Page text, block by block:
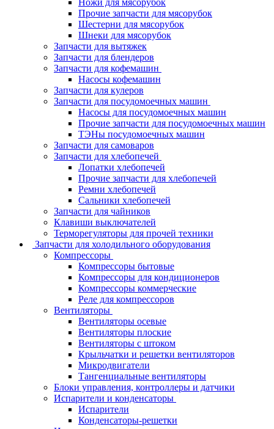
Прочие запчасти для мясорубок
Шестерни для мясорубок
Шнеки для мясорубок
Запчасти для вытяжек
Запчасти для блендеров
Запчасти для кофемашин
Насосы кофемашин
Запчасти для кулеров
Запчасти для посудомоечных машин
Насосы для посудомоечных машин
Прочие запчасти для посудомоечных машин
ТЭНы посудомоечных машин
Запчасти для самоваров
Запчасти для хлебопечей
Лопатки хлебопечей
Прочие запчасти для хлебопечей
Ремни хлебопечей
Сальники хлебопечей
Запчасти для чайников
Клавиши выключателей
Терморегуляторы для прочей техники
Запчасти для холодильного оборудования
Компрессоры
Компрессоры бытовые
Компрессоры для кондиционеров
Компрессоры коммерческие
Реле для компрессоров
Вентиляторы
Вентиляторы осевые
Вентиляторы плоские
Вентиляторы с штоком
Крыльчатки и решетки вентиляторов
Микродвигатели
Тангенциальные вентиляторы
Блоки управления, контроллеры и датчики
Испарители и конденсаторы
Испарители
Конденсаторы-решетки